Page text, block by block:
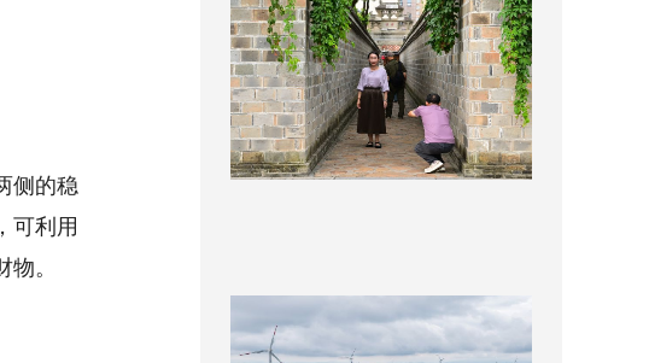
侧的稳
可利用
。